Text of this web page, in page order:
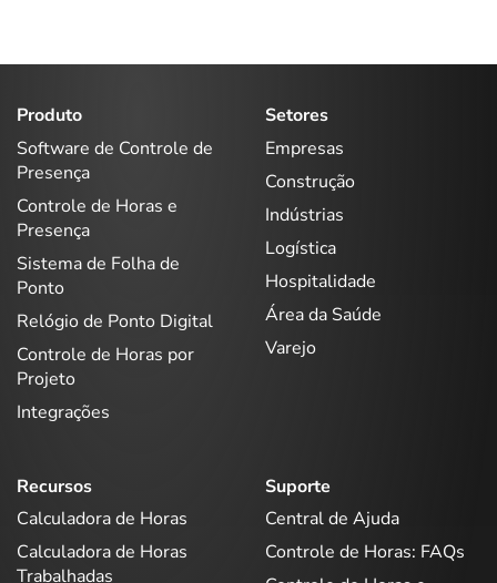
Produto
Software de Controle de
Presença
Controle de Horas e
Presença
Sistema de Folha de
Ponto
Relógio de Ponto Digital
Controle de Horas por
Projeto
Integrações
Setores
Empresas
Construção
Indústrias
Logística
Hospitalidade
Área da Saúde
Varejo
Recursos
Calculadora de Horas
Calculadora de Horas
Trabalhadas
Suporte
Central de Ajuda
Controle de Horas: FAQs